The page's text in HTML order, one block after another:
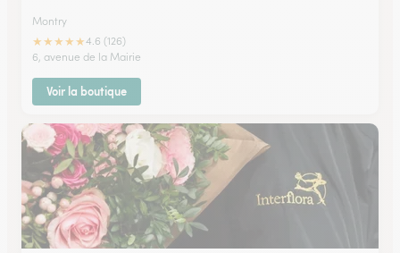
Montry
★★★★★4.6 (126)
6, avenue de la Mairie
Voir la boutique